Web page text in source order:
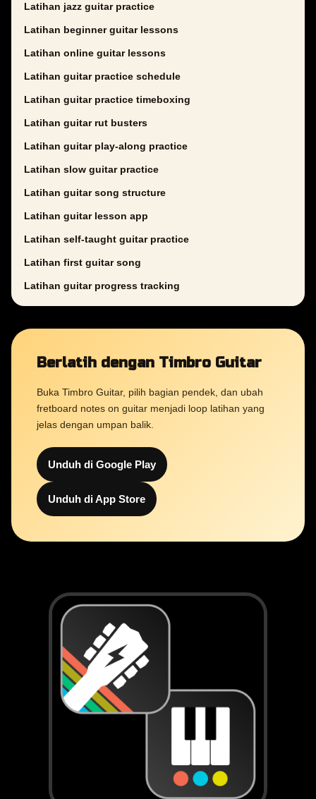
Latihan jazz guitar practice
Latihan beginner guitar lessons
Latihan online guitar lessons
Latihan guitar practice schedule
Latihan guitar practice timeboxing
Latihan guitar rut busters
Latihan guitar play-along practice
Latihan slow guitar practice
Latihan guitar song structure
Latihan guitar lesson app
Latihan self-taught guitar practice
Latihan first guitar song
Latihan guitar progress tracking
Berlatih dengan Timbro Guitar
Buka Timbro Guitar, pilih bagian pendek, dan ubah
fretboard notes on guitar menjadi loop latihan yang
jelas dengan umpan balik.
Unduh di Google Play
Unduh di App Store